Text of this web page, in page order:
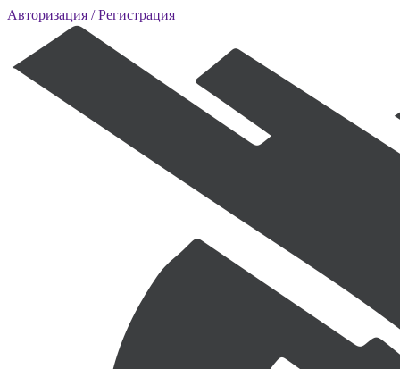
Авторизация / Регистрация